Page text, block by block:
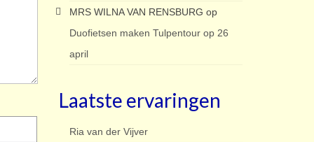
MRS WILNA VAN RENSBURG op
Duofietsen maken Tulpentour op 26
april
Laatste ervaringen
Ria van der Vijver